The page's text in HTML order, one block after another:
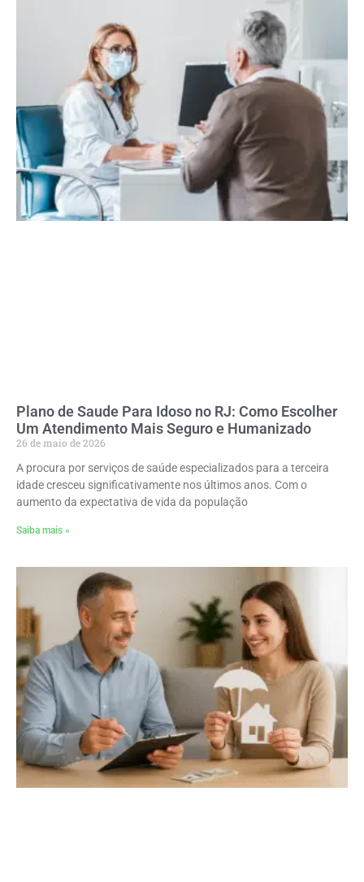
Plano de Saude Para Idoso no RJ: Como Escolher
Um Atendimento Mais Seguro e Humanizado
26 de maio de 2026
A procura por serviços de saúde especializados para a terceira
idade cresceu significativamente nos últimos anos. Com o
aumento da expectativa de vida da população
Saiba mais »